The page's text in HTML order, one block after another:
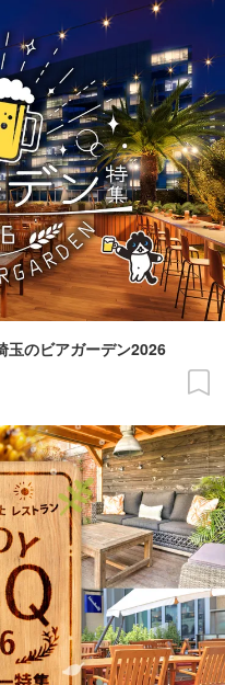
玉のビアガーデン2026